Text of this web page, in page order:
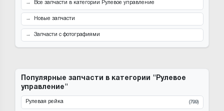
Все запчасти в категории Рулевое управление
Новые запчасти
Запчасти с фотографиями
Популярные запчасти в категории "Рулевое
управление"
Рулевая рейка (799)